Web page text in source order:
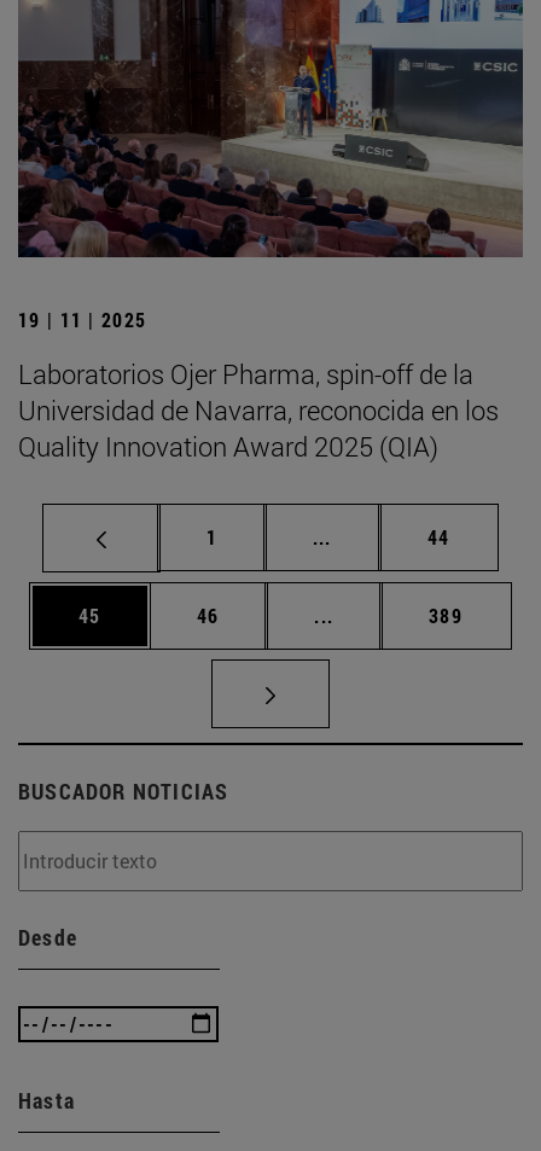
19 | 11 | 2025
Laboratorios Ojer Pharma, spin-off de la
Universidad de Navarra, reconocida en los
Quality Innovation Award 2025 (QIA)
Página
1 ... Páginas intermedias
Página
44
Página
45 Página
46 ... Páginas intermedias
Página
389
BUSCADOR NOTICIAS
Desde
Hasta